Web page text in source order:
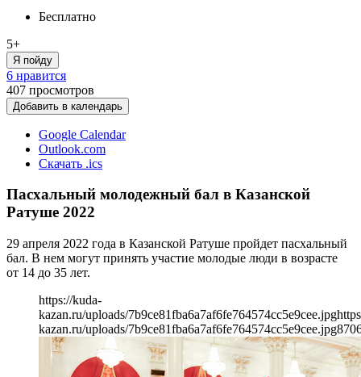
Бесплатно
5+
Я пойду
6 нравится
407 просмотров
Добавить в календарь
Google Calendar
Outlook.com
Скачать .ics
Пасхальный молодежный бал в Казанской
Ратуше 2022
29 апреля 2022 года в Казанской Ратуше пройдет пасхальный
бал. В нем могут принять участие молодые люди в возрасте
от 14 до 35 лет.
https://kuda-
kazan.ru/uploads/7b9ce81fba6a7af6fe764574cc5e9cee.jpg
kazan.ru/uploads/7b9ce81fba6a7af6fe764574cc5e9cee.jpg870